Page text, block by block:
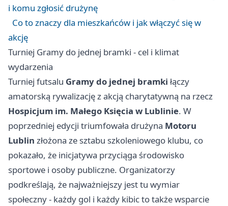
i komu zgłosić drużynę
Co to znaczy dla mieszkańców i jak włączyć się w
akcję
Turniej Gramy do jednej bramki - cel i klimat
wydarzenia
Turniej futsalu Gramy do jednej bramki łączy
amatorską rywalizację z akcją charytatywną na rzecz
Hospicjum im. Małego Księcia w Lublinie. W
poprzedniej edycji triumfowała drużyna Motoru
Lublin złożona ze sztabu szkoleniowego klubu, co
pokazało, że inicjatywa przyciąga środowisko
sportowe i osoby publiczne. Organizatorzy
podkreślają, że najważniejszy jest tu wymiar
społeczny - każdy gol i każdy kibic to także wsparcie